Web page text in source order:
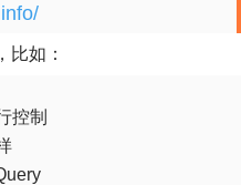
比如：
控制